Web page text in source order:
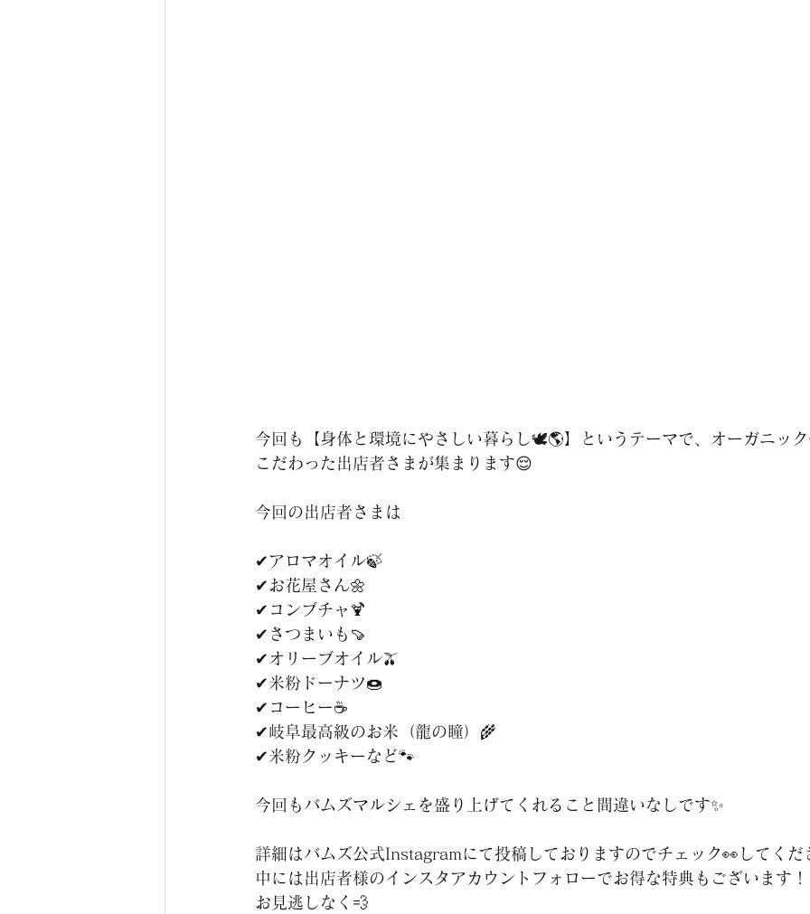
今回も【身体と環境にやさしい暮らし🕊🌎】というテーマで、オーガニッ
こだわった出店者さまが集まります😌
今回の出店者さまは
✔アロマオイル🍃
✔お花屋さん🌼
✔コンブチャ🍹
✔さつまいも🍠
✔オリーブオイル🫒
✔米粉ドーナツ🍩
✔コーヒー☕
✔岐阜最高級のお米（龍の瞳）🌾
✔米粉クッキーなど🐾
今回もバムズマルシェを盛り上げてくれること間違いなしです✨
詳細はバムズ公式Instagramにて投稿しておりますのでチェック👀してくだ
中には出店者様のインスタアカウントフォローでお得な特典もございます！
お見逃しなく💨